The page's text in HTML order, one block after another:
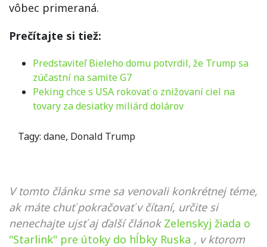
vôbec primeraná.
Prečítajte si tiež:
Predstaviteľ Bieleho domu potvrdil, že Trump sa
zúčastní na samite G7
Peking chce s USA rokovať o znižovaní ciel na
tovary za desiatky miliárd dolárov
Tagy: dane, Donald Trump
V tomto článku sme sa venovali konkrétnej téme,
ak máte chuť pokračovať v čítaní, určite si
nenechajte ujsť aj ďalší článok Zelenskyj žiada o
"Starlink" pre útoky do hĺbky Ruska , v ktorom